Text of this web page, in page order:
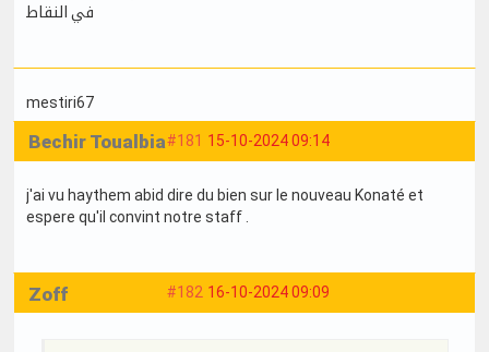
في النقاط
mestiri67
#181 15-10-2024 09:14
Bechir Toualbia
j'ai vu haythem abid dire du bien sur le nouveau Konaté et
espere qu'il convint notre staff .
#182 16-10-2024 09:09
Zoff